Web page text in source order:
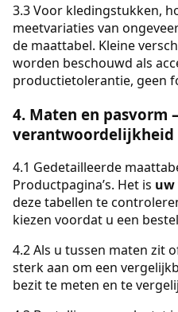
3.3 Voor kledingstukken,
meetvariaties van
de maattabel. Kleine
worden beschouwd als
productietolerantie, geen
4. Maten en pasvorm
verantwoordelijkheid
4.1 Gedetailleerde
Productpagina’s. Het is uw
deze tabellen te
kiezen voordat u een
4.2 Als u tussen maten zit
sterk aan om een
bezit te meten en te